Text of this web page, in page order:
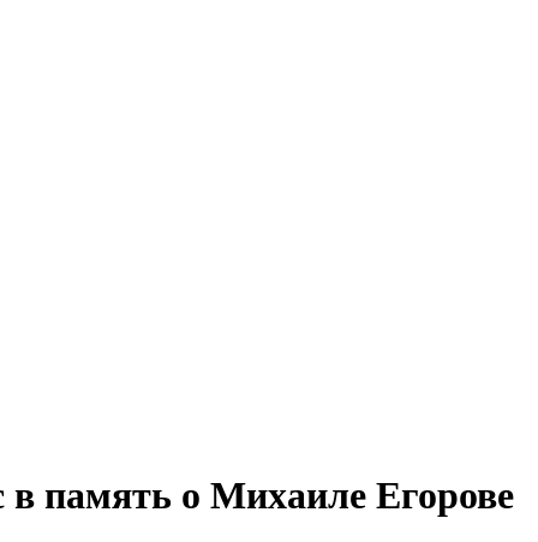
память о Михаиле Егорове